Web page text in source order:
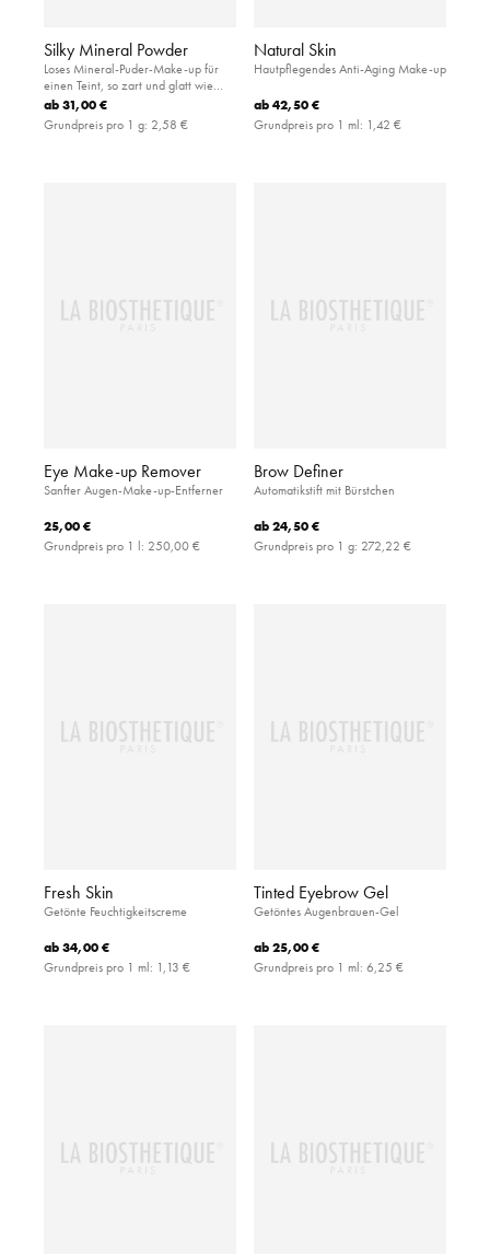
Silky Mineral Powder
Loses Mineral-Puder-Make-up für
einen Teint, so zart und glatt wie
feinste Seide
ab31,00 €
Grundpreis pro 1 g: 2,58 €
Natural Skin
Hautpflegendes Anti-Aging Make-up
ab42,50 €
Grundpreis pro 1 ml: 1,42 €
Eye Make-up Remover
Sanfter Augen-Make-up-Entferner
25,00 €
Grundpreis pro 1 l: 250,00 €
Brow Definer
Automatikstift mit Bürstchen
ab24,50 €
Grundpreis pro 1 g: 272,22 €
Fresh Skin
Getönte Feuchtigkeitscreme
ab34,00 €
Grundpreis pro 1 ml: 1,13 €
Tinted Eyebrow Gel
Getöntes Augenbrauen-Gel
ab25,00 €
Grundpreis pro 1 ml: 6,25 €